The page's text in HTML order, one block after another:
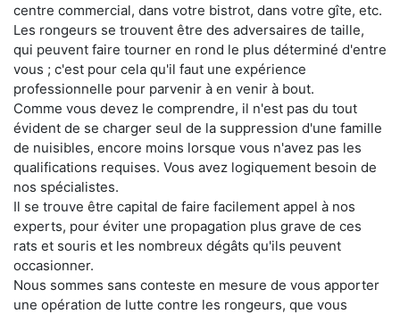
centre commercial, dans votre bistrot, dans votre gîte, etc.
Les rongeurs se trouvent être des adversaires de taille,
qui peuvent faire tourner en rond le plus déterminé d'entre
vous ; c'est pour cela qu'il faut une expérience
professionnelle pour parvenir à en venir à bout.
Comme vous devez le comprendre, il n'est pas du tout
évident de se charger seul de la suppression d'une famille
de nuisibles, encore moins lorsque vous n'avez pas les
qualifications requises. Vous avez logiquement besoin de
nos spécialistes.
Il se trouve être capital de faire facilement appel à nos
experts, pour éviter une propagation plus grave de ces
rats et souris et les nombreux dégâts qu'ils peuvent
occasionner.
Nous sommes sans conteste en mesure de vous apporter
une opération de lutte contre les rongeurs, que vous